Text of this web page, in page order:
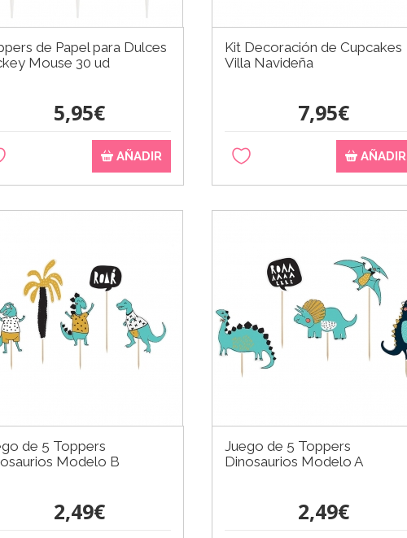
de Papel para Dulces
Mouse 30 ud
5,95€
AÑADIR
Kit Decoración de Cupcakes
Villa Navideña
7,95€
AÑADIR
de 5 Toppers
Modelo B
2,49€
Juego de 5 Toppers
Dinosaurios Modelo A
2,49€